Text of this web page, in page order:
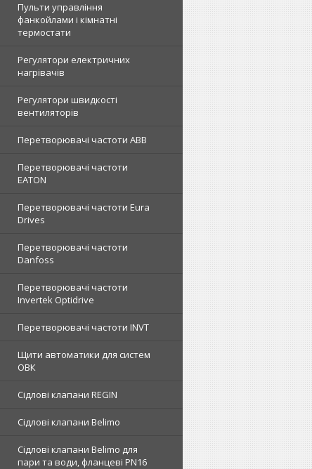
Пульти управління
фанкойлами і кімнатні
термостати
Регулятори електричних
нагрівачів
Регулятори швидкості
вентиляторів
Перетворювачі частоти ABB
Перетворювачі частоти
EATON
Перетворювачі частоти Eura
Drives
Перетворювачі частоти
Danfoss
Перетворювачі частоти
Invertek Optidrive
Перетворювачі частоти INVT
Щити автоматики для систем
ОВК
Сідлові клапани REGIN
Сідлові клапани Belimo
Сідлові клапани Belimo для
пари та води, фланцеві PN16